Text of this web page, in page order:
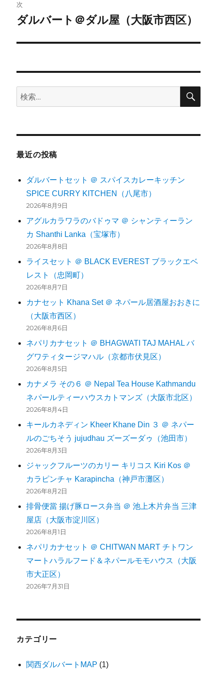
ー
シ
ン
次
次
投
ダルバート＠ダル屋（大阪市西区）
検
索:
検
最近の投稿
ダルバートセット ＠ スパイスカレーキッチン
SPICE CURRY KITCHEN（八尾市）
2026年8月9日
アグルカラワラのバドゥマ ＠ シャンティーラン
カ Shanthi Lanka（宝塚市）
2026年8月8日
ライスセット ＠ BLACK EVEREST ブラックエベ
レスト（忠岡町）
2026年8月7日
カナセット Khana Set ＠ ネパール居酒屋おおきに
（大阪市西区）
2026年8月6日
ネパリカナセット ＠ BHAGWATI TAJ MAHAL バ
グワティタージマハル（京都市伏見区）
2026年8月5日
カナメラ その６ ＠ Nepal Tea House Kathmandu
ネパールティーハウスカトマンズ（大阪市北区）
2026年8月4日
キールカネディン Kheer Khane Din ３ ＠ ネパー
ルのごちそう jujudhau ズーズーダゥ（池田市）
2026年8月3日
ジャックフルーツのカリー キリコス Kiri Kos ＠
カラピンチャ Karapincha（神戸市灘区）
2026年8月2日
排骨便當 揚げ豚ロース弁当 ＠ 池上木片弁当 三津
屋店（大阪市淀川区）
2026年8月1日
ネパリカナセット ＠ CHITWAN MART チトワン
マートハラルフード＆ネパールモモハウス（大阪
市大正区）
2026年7月31日
カテゴリー
関西ダルバートMAP (1)